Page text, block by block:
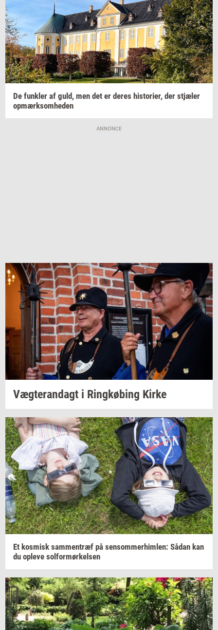
De funk­ler af guld, men det er deres hi­sto­ri­er, der stjæ­ler
op­mærk­som­he­den
ANNONCE
Væg­te­ran­dagt i Ring­kø­bing Kirke
Et kos­misk sam­men­træf på sen­som­mer­him­len: Sådan kan
du op­le­ve sol­for­mør­kel­sen